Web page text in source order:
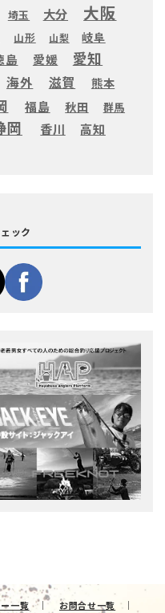
埼玉 大分 大阪
山形 山梨
岐阜
島 愛媛 愛知
海外 滋賀
熊本
福島 秋田 群馬
岡 香川 高知
ック
一覧 お問合せ一覧